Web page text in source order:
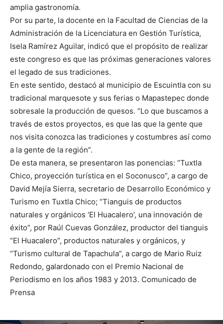
amplia gastronomía.
Por su parte, la docente en la Facultad de Ciencias de la
Administración de la Licenciatura en Gestión Turística,
Isela Ramírez Aguilar, indicó que el propósito de realizar
este congreso es que las próximas generaciones valores
el legado de sus tradiciones.
En este sentido, destacó al municipio de Escuintla con su
tradicional marquesote y sus ferias o Mapastepec donde
sobresale la producción de quesos. “Lo que buscamos a
través de estos proyectos, es que las que la gente que
nos visita conozca las tradiciones y costumbres así como
a la gente de la región”.
De esta manera, se presentaron las ponencias: “Tuxtla
Chico, proyección turística en el Soconusco”, a cargo de
David Mejía Sierra, secretario de Desarrollo Económico y
Turismo en Tuxtla Chico; “Tianguis de productos
naturales y orgánicos ‘El Huacalero’, una innovación de
éxito”, por Raúl Cuevas González, productor del tianguis
“El Huacalero”, productos naturales y orgánicos, y
“Turismo cultural de Tapachula”, a cargo de Mario Ruiz
Redondo, galardonado con el Premio Nacional de
Periodismo en los años 1983 y 2013. Comunicado de
Prensa